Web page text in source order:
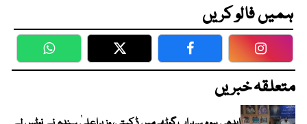
ہمیں فالو کریں
WhatsApp Twitter Facebook
متعلقہ خبریں